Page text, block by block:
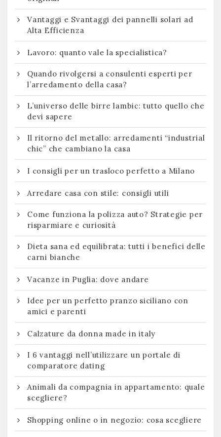
Vantaggi e Svantaggi dei pannelli solari ad
Alta Efficienza
Lavoro: quanto vale la specialistica?
Quando rivolgersi a consulenti esperti per
l’arredamento della casa?
L’universo delle birre lambic: tutto quello che
devi sapere
Il ritorno del metallo: arredamenti “industrial
chic” che cambiano la casa
I consigli per un trasloco perfetto a Milano
Arredare casa con stile: consigli utili
Come funziona la polizza auto? Strategie per
risparmiare e curiosità
Dieta sana ed equilibrata: tutti i benefici delle
carni bianche
Vacanze in Puglia: dove andare
Idee per un perfetto pranzo siciliano con
amici e parenti
Calzature da donna made in italy
I 6 vantaggi nell’utilizzare un portale di
comparatore dating
Animali da compagnia in appartamento: quale
scegliere?
Shopping online o in negozio: cosa scegliere